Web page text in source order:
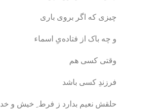
چیزی که اگر بروی باری
و چه باک از فتاده‌‌یِ اسماء
وقتی کسی هم
فرزندِ کسی باشد
حلقش نعیم بدارد ز فرط ِ خیش و خدا